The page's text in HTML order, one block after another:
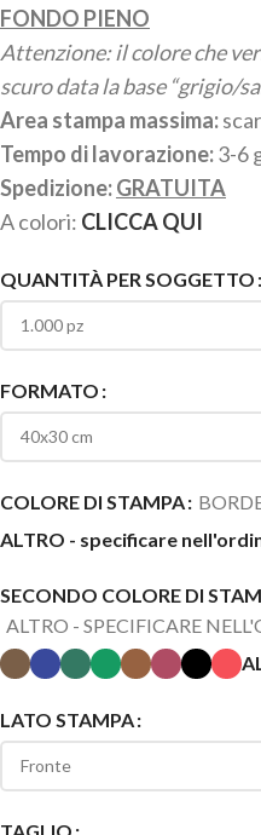
FONDO PIENO
Attenzione: il colore che
scuro data la base “grigio/
Area stampa massima:
Tempo di lavorazione:3-6
Spedizione:GRATUITA
A colori: CLICCA QUI
QUANTITÀ PER SOGGETTO
FORMATO
COLORE DI STAMPA
ALTRO - specificare
SECONDO COLORE DI
ALTRO - SPECIFICARE
LATO STAMPA
TAGLIO